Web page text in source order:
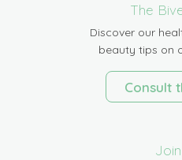
The
Discover our
beauty tips on
Consult